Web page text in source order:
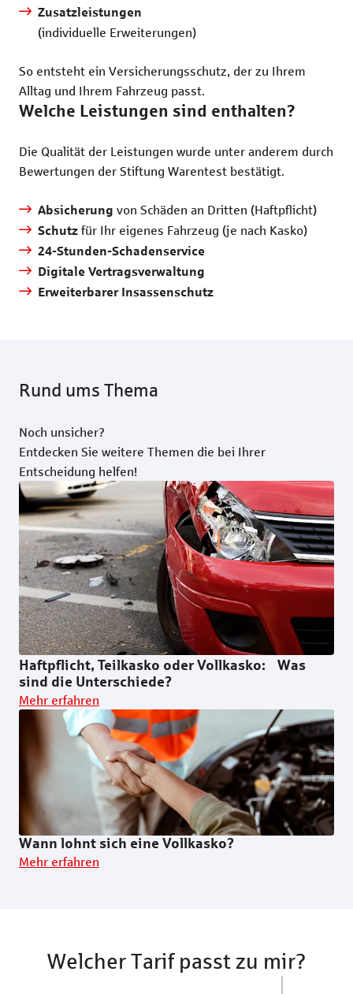
Zusatzleistungen
(individuelle Erweiterungen)
So entsteht ein Versicherungsschutz, der zu Ihrem
Alltag und Ihrem Fahrzeug passt.
Welche Leistungen sind enthalten?
Die Qualität der Leistungen wurde unter anderem durch
Bewertungen der Stiftung Warentest bestätigt.
Absicherung von Schäden an Dritten (Haftpflicht)
Schutz für Ihr eigenes Fahrzeug (je nach Kasko)
24-Stunden-Schadenservice
Digitale Vertragsverwaltung
Erweiterbarer Insassenschutz
Rund ums Thema
Noch unsicher?
Entdecken Sie weitere Themen die bei Ihrer
Entscheidung helfen!
Haftpflicht, Teilkasko oder Vollkasko: Was
sind die Unterschiede?
Mehr erfahren
Wann lohnt sich eine Vollkasko?
Mehr erfahren
Welcher Tarif passt zu mir?